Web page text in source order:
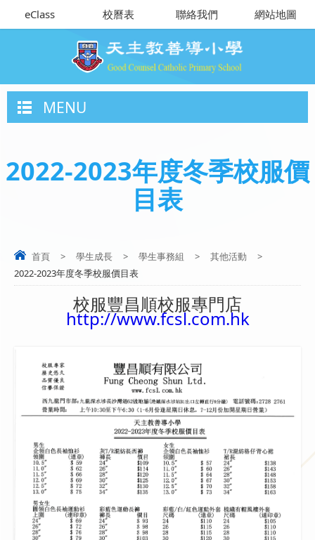
eClass 校曆表 聯絡我們 網站地圖
MENU
2022-2023年度冬季校服價
目表
首頁 > 學生成長 > 學生事務組 > 其他活動
>
2022-2023年度冬季校服價目表
校服豐昌順校服專門店
http://www.fcsl.com.hk